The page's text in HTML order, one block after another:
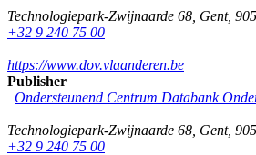
Technologiepark-Zwijnaarde 68 Gent,
+32 9 240 75 00
https://www.dov.vlaanderen.be
Publisher
Ondersteunend Centrum Databank
Technologiepark-Zwijnaarde 68 Gent,
+32 9 240 75 00